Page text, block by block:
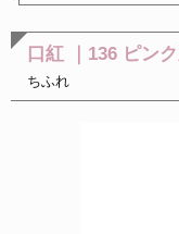
口紅 ｜136 ピン
ちふれ